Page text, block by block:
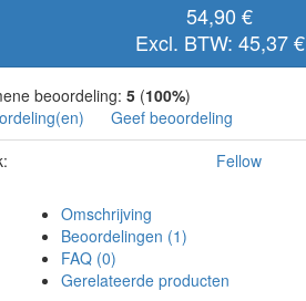
54,90 €
Excl. BTW: 45,37 €
beoordeling: 5 (100%)
Geef beoordeling
Fellow
Omschrijving
Beoordelingen (1)
FAQ (0)
Gerelateerde producten